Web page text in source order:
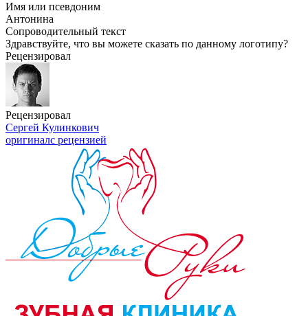
Имя или псевдоним
Антонина
Сопроводительный текст
Здравствуйте, что вы можете сказать по данному логотипу?
Рецензировал
Рецензировал
Сергей Кулинкович
оригиналс рецензией